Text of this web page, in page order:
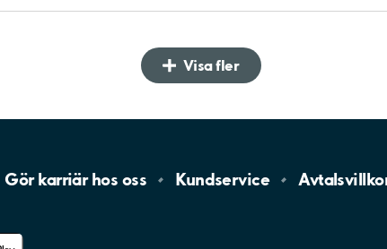
Visa fler
Gör karriär hos oss Kundservice